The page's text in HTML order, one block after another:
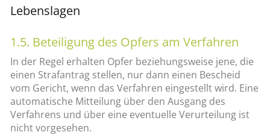
Lebenslagen
1.5. Beteiligung des Opfers am Verfahren
In der Regel erhalten Opfer beziehungsweise jene, die
einen Strafantrag stellen, nur dann einen Bescheid
vom Gericht, wenn das Verfahren eingestellt wird. Eine
automatische Mitteilung über den Ausgang des
Verfahrens und über eine eventuelle Verurteilung ist
nicht vorgesehen.